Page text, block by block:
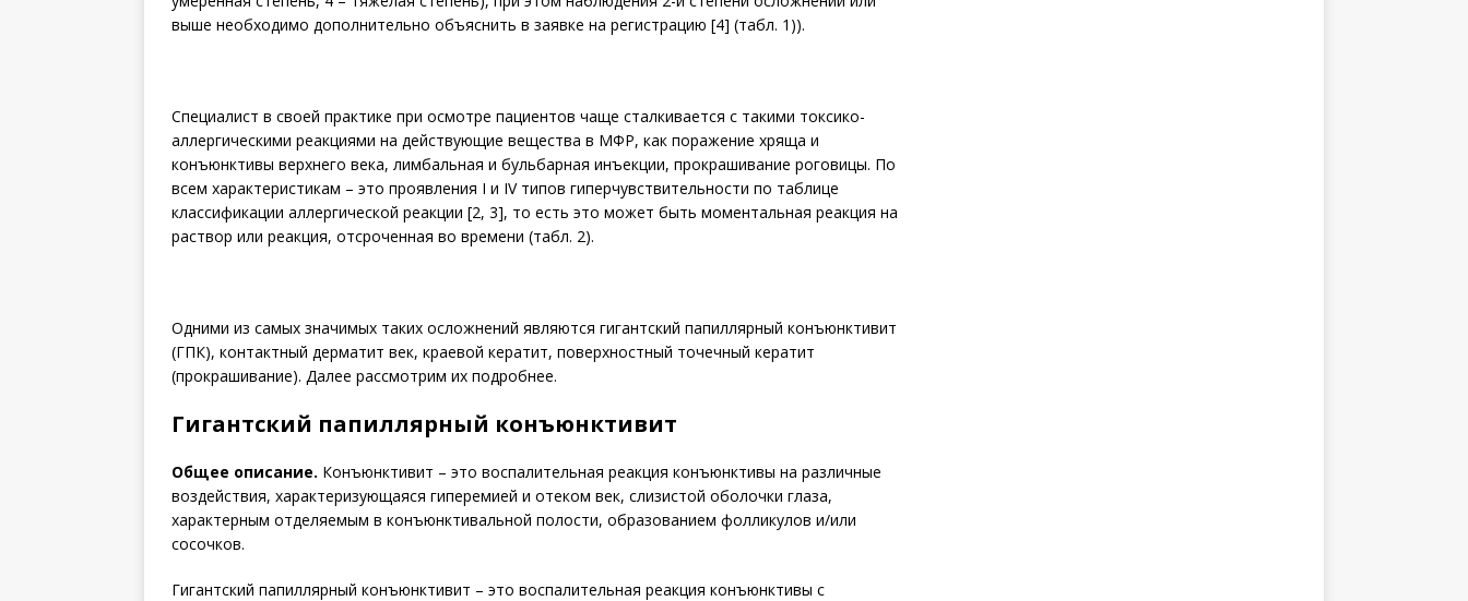
выше необходимо дополнительно объяснить в заявке на регистрацию [4] (табл. 1)).
Специалист в своей практике при осмотре пациентов чаще сталкивается с такими токсико-
аллергическими реакциями на действующие вещества в МФР, как поражение хряща и
конъюнктивы верхнего века, лимбальная и бульбарная инъекции, прокрашивание роговицы. По
всем характеристикам – это проявления I и IV типов гиперчувствительности по таблице
классификации аллергической реакции [2, 3], то есть это может быть моментальная реакция на
раствор или реакция, отсроченная во времени (табл. 2).
Одними из самых значимых таких осложнений являются гигантский папиллярный конъюнктивит
(ГПК), контактный дерматит век, краевой кератит, поверхностный точечный кератит
(прокрашивание). Далее рассмотрим их подробнее.
Гигантский папиллярный конъюнктивит
Общее описание. Конъюнктивит – это воспалительная реакция конъюнктивы на различные
воздействия, характеризующаяся гиперемией и отеком век, слизистой оболочки глаза,
характерным отделяемым в конъюнктивальной полости, образованием фолликулов и/или
сосочков.
Гигантский папиллярный конъюнктивит – это воспалительная реакция конъюнктивы с